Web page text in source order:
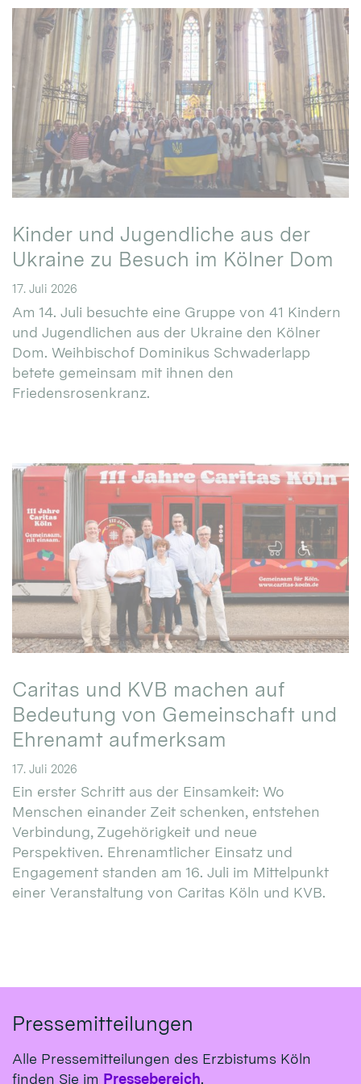
Kinder und Jugendliche aus der
Ukraine zu Besuch im Kölner Dom
17. Juli 2026
Am 14. Juli besuchte eine Gruppe von 41 Kindern
und Jugendlichen aus der Ukraine den Kölner
Dom. Weihbischof Dominikus Schwaderlapp
betete gemeinsam mit ihnen den
Friedensrosenkranz.
Caritas und KVB machen auf
Bedeutung von Gemeinschaft und
Ehrenamt aufmerksam
17. Juli 2026
Ein erster Schritt aus der Einsamkeit: Wo
Menschen einander Zeit schenken, entstehen
Verbindung, Zugehörigkeit und neue
Perspektiven. Ehrenamtlicher Einsatz und
Engagement standen am 16. Juli im Mittelpunkt
einer Veranstaltung von Caritas Köln und KVB.
Pressemitteilungen
Alle Pressemitteilungen des Erzbistums Köln
finden Sie im Pressebereich.